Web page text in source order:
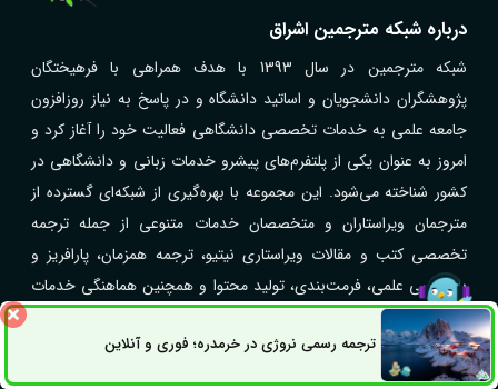
درباره شبکه مترجمین اشراق
شبکه مترجمین در سال 1393 با هدف همراهی با فرهیختگان
پژوهشگران دانشجویان و اساتید دانشگاه و در پاسخ به نیاز روزافزون
جامعه علمی به خدمات تخصصی دانشگاهی فعالیت خود را آغاز کرد و
امروز به عنوان یکی از پلتفرم‌های پیشرو خدمات زبانی و دانشگاهی در
کشور شناخته می‌شود. این مجموعه با بهره‌گیری از شبکه‌ای گسترده از
مترجمان ویراستاران و متخصصان خدمات متنوعی از جمله ترجمه
تخصصی کتب و مقالات ویراستاری نیتیو، ترجمه همزمان، پارافریز و
بازنویسی علمی، فرمت‌بندی، تولید محتوا و همچنین هماهنگی خدمات
ترجمه رسمی از طریق همکاری با مترجمان رسمی دارای پروانه را به
صورت آنلاین ارائه می‌کند. همکاری گسترده با مراکز علمی دانشگاه‌ها
شرکت‌ها و سازمان‌های مختلف و ارائه خدمات در بیش از ۴۰ زبان زنده
ترجمه رسمی نروژی در خرمدره؛ فوری و آنلاینثبت سفارش راه های ارتباطی